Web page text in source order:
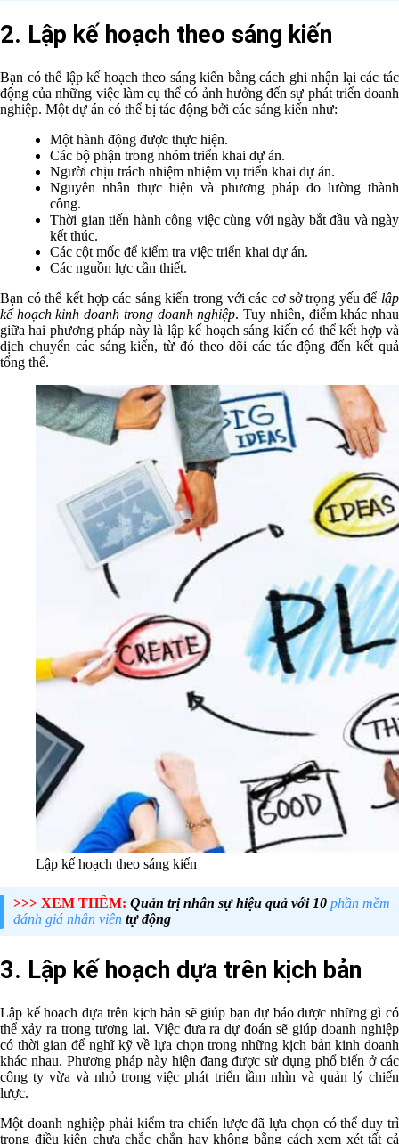
2. Lập kế hoạch theo sáng kiến
Bạn có thể lập kế hoạch theo sáng kiến bằng cách ghi nhận lại các tác
động của những việc làm cụ thể có ảnh hưởng đến sự phát triển doanh
nghiệp. Một dự án có thể bị tác động bởi các sáng kiến như:
Một hành động được thực hiện.
Các bộ phận trong nhóm triển khai dự án.
Người chịu trách nhiệm nhiệm vụ triển khai dự án.
Nguyên nhân thực hiện và phương pháp đo lường thành
công.
Thời gian tiến hành công việc cùng với ngày bắt đầu và ngày
kết thúc.
Các cột mốc để kiểm tra việc triển khai dự án.
Các nguồn lực cần thiết.
Bạn có thể kết hợp các sáng kiến trong với các cơ sở trọng yếu để lập
kế hoạch kinh doanh trong doanh nghiệp. Tuy nhiên, điểm khác nhau
giữa hai phương pháp này là lập kế hoạch sáng kiến có thể kết hợp và
dịch chuyển các sáng kiến, từ đó theo dõi các tác động đến kết quả
tổng thể.
Lập kế hoạch theo sáng kiến
>>> XEM THÊM: Quản trị nhân sự hiệu quả với 10 phần mềm
đánh giá nhân viên tự động
3. Lập kế hoạch dựa trên kịch bản
Lập kế hoạch dựa trên kịch bản sẽ giúp bạn dự báo được những gì có
thể xảy ra trong tương lai. Việc đưa ra dự đoán sẽ giúp doanh nghiệp
có thời gian để nghĩ kỹ về lựa chọn trong những kịch bản kinh doanh
khác nhau. Phương pháp này hiện đang được sử dụng phổ biến ở các
công ty vừa và nhỏ trong việc phát triển tầm nhìn và quản lý chiến
lược.
Một doanh nghiệp phải kiểm tra chiến lược đã lựa chọn có thể duy trì
trong điều kiện chưa chắc chắn hay không bằng cách xem xét tất cả